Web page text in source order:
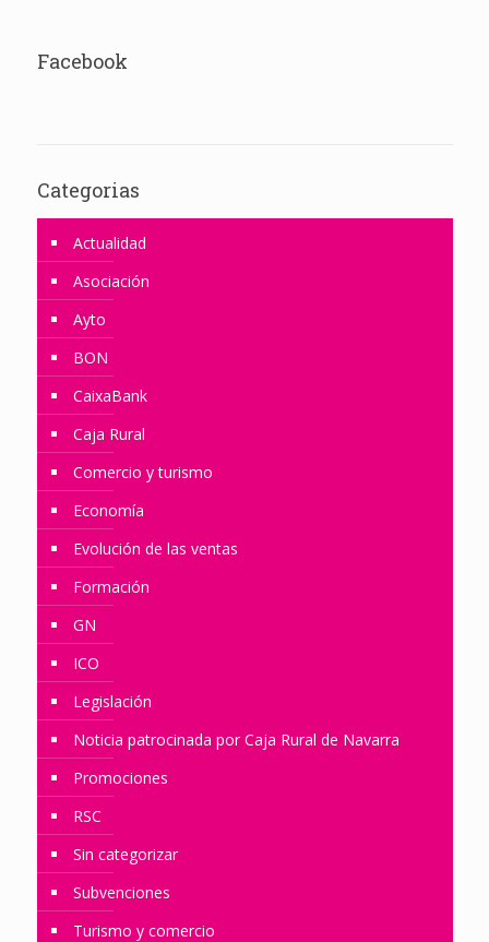
Facebook
Categorias
Actualidad
Asociación
Ayto
BON
CaixaBank
Caja Rural
Comercio y turismo
Economía
Evolución de las ventas
Formación
GN
ICO
Legislación
Noticia patrocinada por Caja Rural de Navarra
Promociones
RSC
Sin categorizar
Subvenciones
Turismo y comercio